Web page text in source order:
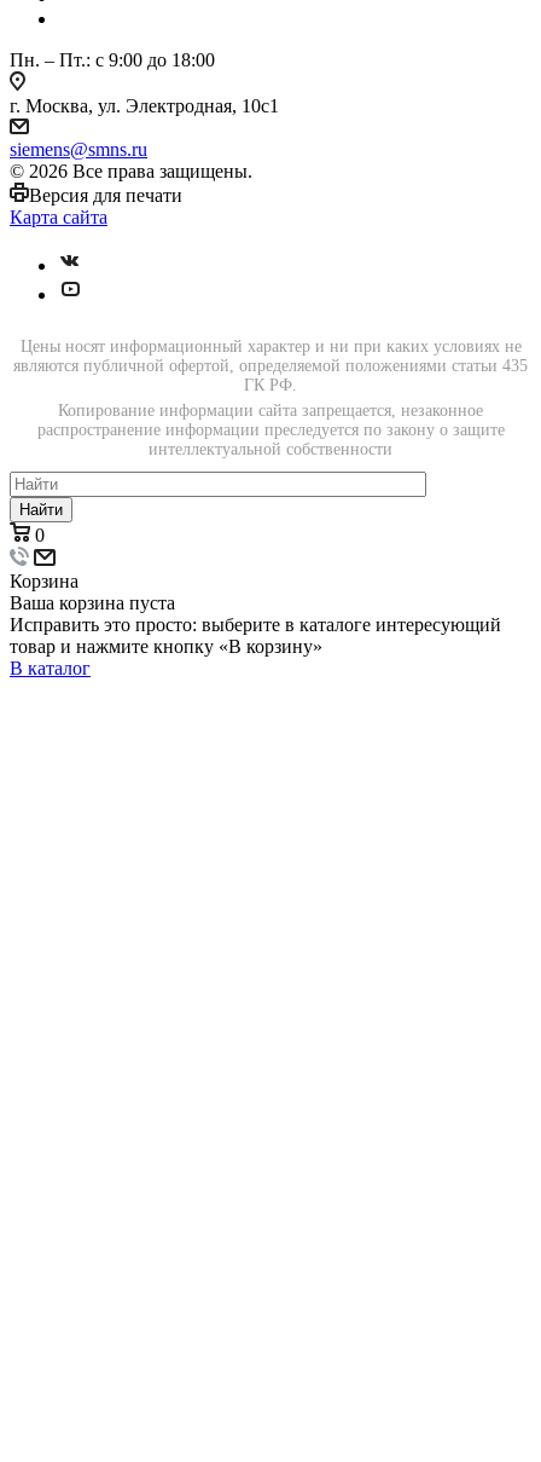
Пн. – Пт.: с 9:00 до 18:00
г. Москва, ул. Электродная, 10с1
siemens@smns.ru
© 2026 Все права защищены.
Версия для печати
Карта сайта
Цены носят информационный характер и ни при каких условиях не
являются публичной офертой, определяемой положениями статьи 435
ГК РФ.
Копирование информации сайта запрещается, незаконное
распространение информации преследуется по закону о защите
интеллектуальной собственности
Найти
0
Корзина
Ваша корзина пуста
Исправить это просто: выберите в каталоге интересующий
товар и нажмите кнопку «В корзину»
В каталог